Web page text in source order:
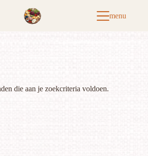
menu
die aan je zoekcriteria voldoen.